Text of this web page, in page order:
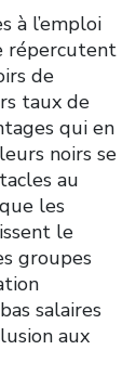
à l’emploi
répercutent
de
taux de
qui en
noirs se
au
les
le
groupes
salaires
aux